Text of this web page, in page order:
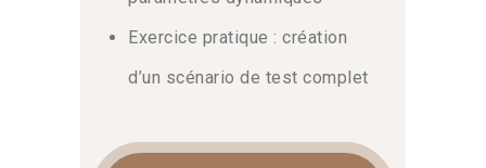
Exercice pratique : création
d’un scénario de test complet